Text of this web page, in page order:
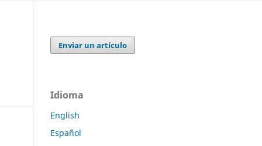
Enviar un artículo
Idioma
English
Español